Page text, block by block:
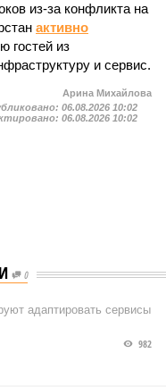
из-за конфликта на
активно
гостей из
и сервис.
Арина Михайлова
06.08.2026 10:02
06.08.2026 10:02
0
адаптировать сервисы
982